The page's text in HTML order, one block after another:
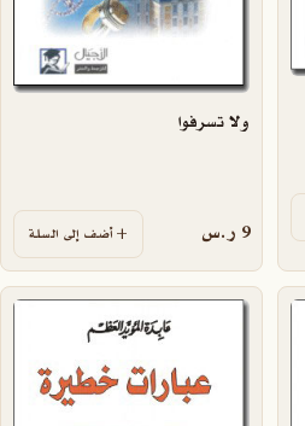
ولا تسرفوا
9 ر.س أضف إلى السلة